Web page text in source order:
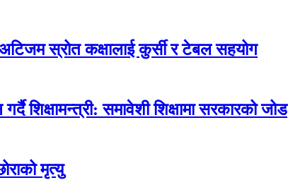
स्रोत कक्षालाई कुर्सी र टेबल सहयोग
शिक्षामन्त्री: समावेशी शिक्षामा सरकारको जोड
मृत्यु